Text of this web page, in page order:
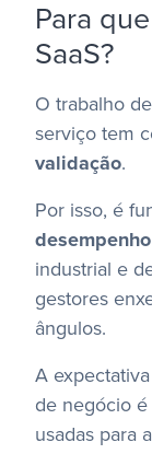
Para
SaaS?
O trabalho
serviço tem
validação.
Por isso, é
desempenho
industrial e
gestores
ângulos.
A
de negócio
usadas para